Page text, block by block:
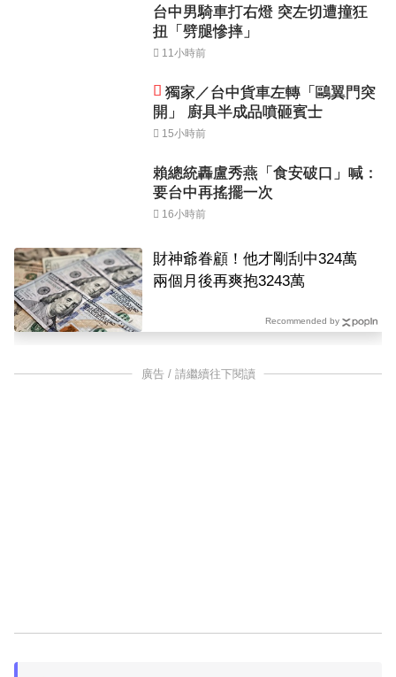
台中男騎車打右燈 突左切遭撞狂
扭「劈腿慘摔」
11小時前
獨家／台中貨車左轉「鷗翼門突
開」 廚具半成品噴砸賓士
15小時前
賴總統轟盧秀燕「食安破口」喊：
要台中再搖擺一次
16小時前
財神爺眷顧！他才剛刮中324萬
兩個月後再爽抱3243萬
Recommended by
廣告 / 請繼續往下閱讀